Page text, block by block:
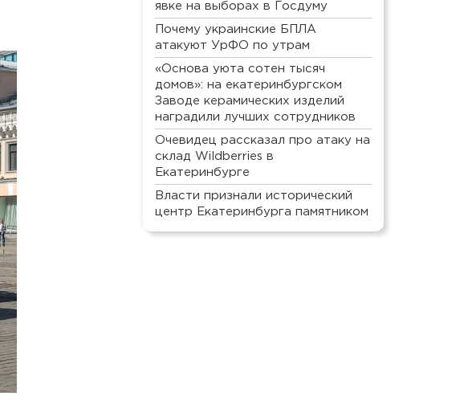
явке на выборах в Госдуму
Почему украинские БПЛА
атакуют УрФО по утрам
«Основа уюта сотен тысяч
домов»: на екатеринбургском
Заводе керамических изделий
наградили лучших сотрудников
Очевидец рассказал про атаку на
склад Wildberries в
Екатеринбурге
Власти признали исторический
центр Екатеринбурга памятником